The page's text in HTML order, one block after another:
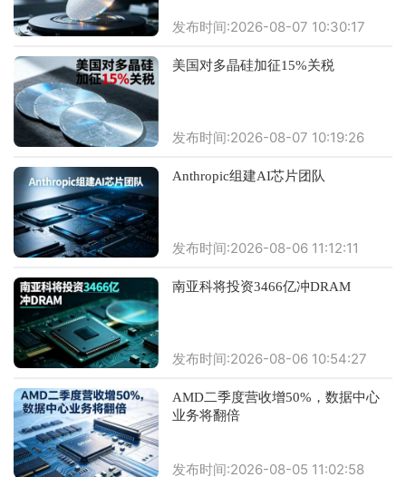
发布时间:2026-08-07 10:30:17
美国对多晶硅加征15%关税
发布时间:2026-08-07 10:19:26
Anthropic组建AI芯片团队
发布时间:2026-08-06 11:12:11
南亚科将投资3466亿冲DRAM
发布时间:2026-08-06 10:54:27
AMD二季度营收增50%，数据中心
业务将翻倍
发布时间:2026-08-05 11:02:58